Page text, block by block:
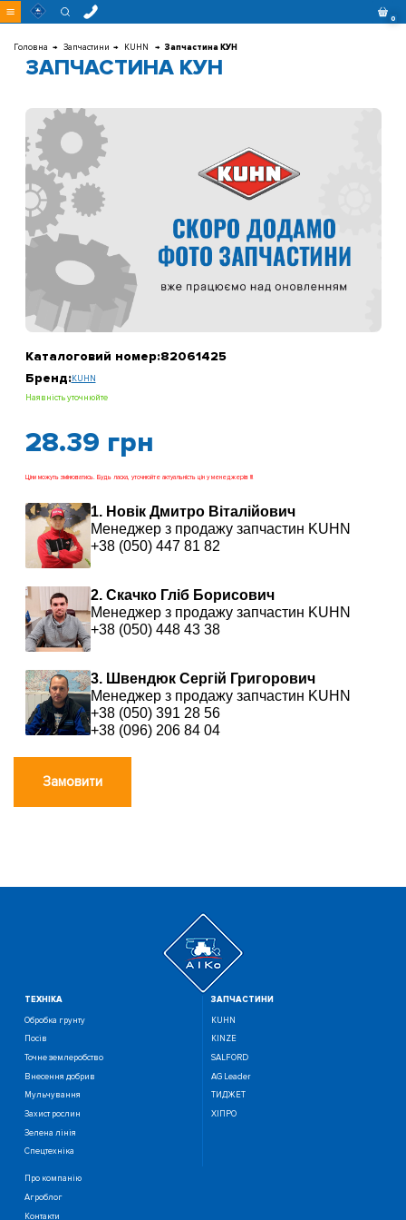
Перейти
до 0
Головна Запчастини KUHN Запчастина КУН
ЗАПЧАСТИНА КУН
Каталоговий номер:82061425
Бренд:KUHN
Наявність уточнюйте
28.39 грн
Ціни можуть змінюватись. Будь ласка, уточнюйте актуальність цін у менеджерів !!!
1. Новік Дмитро Віталійович
Менеджер з продажу запчастин KUHN
+38 (050) 447 81 82
2. Скачко Гліб Борисович
Менеджер з продажу запчастин KUHN
+38 (050) 448 43 38
3. Швендюк Сергій Григорович
Менеджер з продажу запчастин KUHN
+38 (050) 391 28 56
+38 (096) 206 84 04
Замовити
ТЕХНIКА
Обробка грунту
Посiв
Точне землеробство
Внесення добрив
Мульчування
Захист рослин
Зелена лінія
Спецтехніка
ЗАПЧАСТИНИ
KUHN
KINZE
SALFORD
AG Leader
ТИДЖЕТ
ХІПРО
Про компанію
Агроблог
Контакти